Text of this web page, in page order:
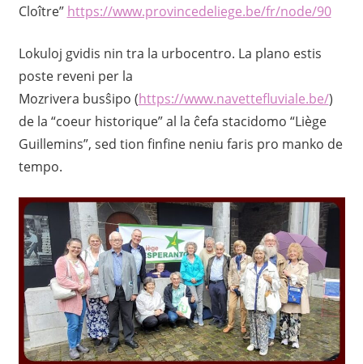
Cloître” https://www.provincedeliege.be/fr/node/90
Lokuloj gvidis nin tra la urbocentro. La plano estis
poste reveni per la
Mozrivera busŝipo (https://www.navettefluviale.be/)
de la “coeur historique” al la ĉefa stacidomo “Liège
Guillemins”, sed tion finfine neniu faris pro manko de
tempo.